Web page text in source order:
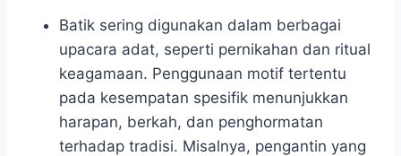
Batik sering digunakan dalam berbagai
upacara adat, seperti pernikahan dan ritual
keagamaan. Penggunaan motif tertentu
pada kesempatan spesifik menunjukkan
harapan, berkah, dan penghormatan
terhadap tradisi. Misalnya, pengantin yang